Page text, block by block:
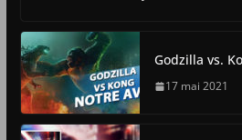
Godzilla vs.
17 mai 2021